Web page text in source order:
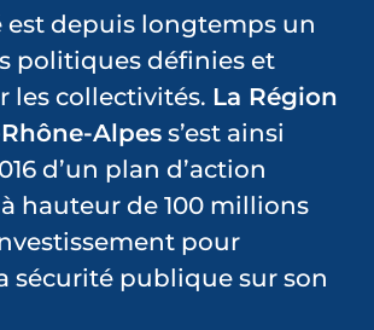
est depuis longtemps un
politiques définies et
les collectivités. La Région
Alpess’est ainsi
d’un plan d’action
hauteur de 100 millions
pour
sécurité publique sur son